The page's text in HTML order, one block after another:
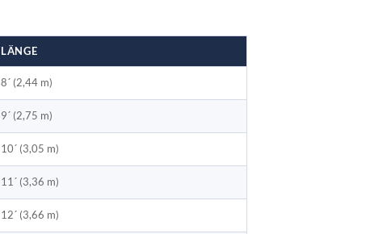
LÄNGE
8´ (2,44 m)
9´ (2,75 m)
10´ (3,05 m)
11´ (3,36 m)
12´ (3,66 m)